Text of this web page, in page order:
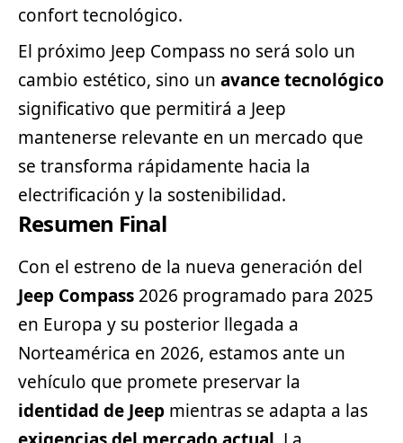
confort tecnológico.
El próximo Jeep Compass no será solo un
cambio estético, sino un avance tecnológico
significativo que permitirá a Jeep
mantenerse relevante en un mercado que
se transforma rápidamente hacia la
electrificación y la sostenibilidad.
Resumen Final
Con el estreno de la nueva generación del
Jeep Compass2026 programado para 2025
en Europa y su posterior llegada a
Norteamérica en 2026, estamos ante un
vehículo que promete preservar la
identidad de Jeep mientras se adapta a las